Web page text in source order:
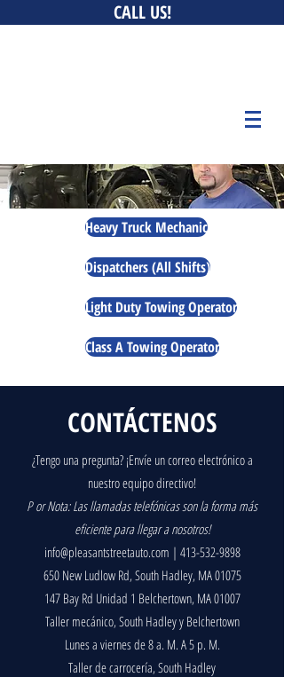
CALL US!
Heavy Truck Mechanic
Dispatchers (All Shifts)
Light Duty Towing Operator
Class A Towing Operator
CONTÁCTENOS
¿Tengo una pregunta? ¡Envíe un correo electrónico a
nuestro equipo directivo!
P or Nota: Las llamadas telefónicas son la forma más
eficiente para llegar a nosotros!
info@pleasantstreetauto.com | 413-532-9898
650 New Ludlow Rd, South Hadley, MA 01075
147 Bay Rd Unidad 1 Belchertown, MA 01007
Taller mecánico, South Hadley y Belchertown
Lunes a viernes de 8 a. M. A 5 p. M.
Taller de carrocería, South Hadley